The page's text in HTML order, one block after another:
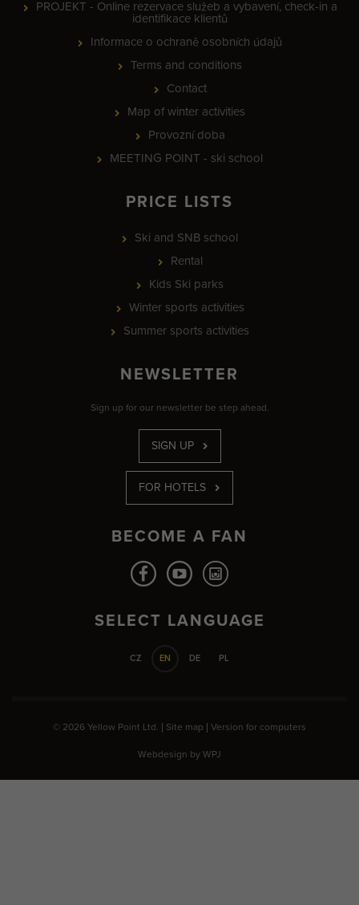
PROJEKT - Online rezervace služeb a vybavení, check-in a
identifikace klientů
Informace o ochraně osobních údajů
Terms and conditions
Contact
Map of winter activities
Provozní doba
MEETING POINT - ski school
PRICE LISTS
Ski and SNB school
Rental
Kids Ski parks
Winter sports activities
Summer sports activities
NEWSLETTER
Sign up for our newsletter be step ahead.
SIGN UP
FOR HOTELS
BECOME A FAN
SELECT LANGUAGE
CZ EN DE PL
© 2026 Yellow Point Ltd. | Site map Version for computers
Webdesign by WPJ